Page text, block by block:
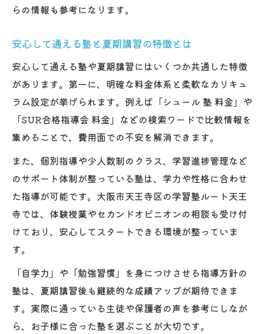
らの情報も参考になります。
安心して通える塾と夏期講習の特徴とは
安心して通える塾や夏期講習にはいくつか共通した特徴
があります。第一に、明確な料金体系と柔軟なカリキュ
ラム設定が挙げられます。例えば「シュール 塾 料金」や
「SUR合格指導会 料金」などの検索ワードで比較情報を
集めることで、費用面での不安を解消できます。
また、個別指導や少人数制のクラス、学習進捗管理など
のサポート体制が整っている塾は、学力や性格に合わせ
た指導が可能です。大阪市天王寺区の学習塾ルート天王
寺では、体験授業やセカンドオピニオンの相談も受け付
けており、安心してスタートできる環境が整っていま
す。
「自学力」や「勉強習慣」を身につけさせる指導方針の
塾は、夏期講習後も継続的な成績アップが期待できま
す。実際に通っている生徒や保護者の声を参考にしなが
ら、お子様に合った塾を選ぶことが大切です。